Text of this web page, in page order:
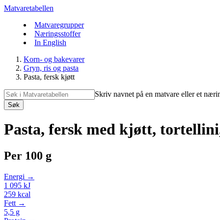
Matvaretabellen
Matvaregrupper
Næringsstoffer
In English
Korn- og bakevarer
Gryn, ris og pasta
Pasta, fersk kjøtt
Skriv navnet på en matvare eller et
Søk
Pasta, fersk med kjøtt,
Per 100 g
Energi →
1 095 kJ
259 kcal
Fett →
5,5 g